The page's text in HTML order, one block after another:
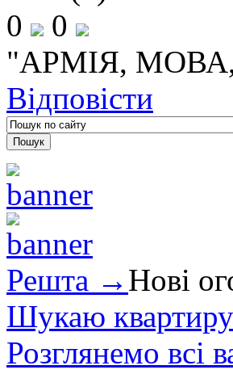
0
0
"АРМІЯ, МОВА,
Відповісти
Решта → Нові
Шукаю
Розглянемо всі